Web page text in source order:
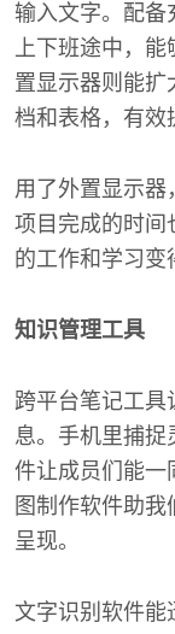
输入文字。配备
上下班途中，能
置显示器则能扩
档和表格，有效
用了外置显示器
项目完成的时间
的工作和学习变
知识管理工具
跨平台笔记工具
息。手机里捕捉
件让成员们能一
图制作软件助
呈现。
文字识别软件能